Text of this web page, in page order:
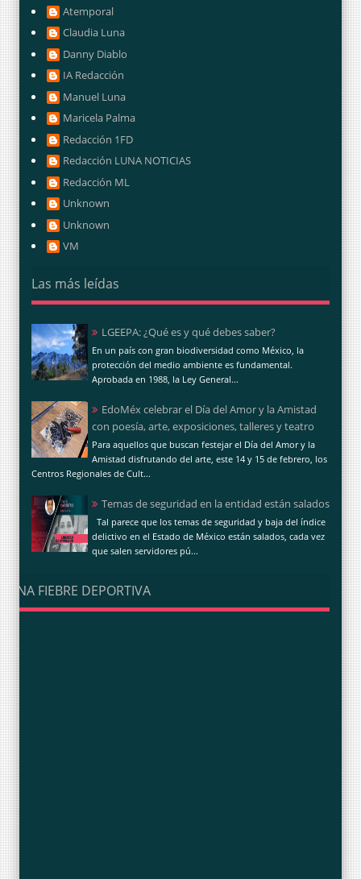
Atemporal
Claudia Luna
Danny Diablo
IA Redacción
Manuel Luna
Maricela Palma
Redacción 1FD
Redacción LUNA NOTICIAS
Redacción ML
Unknown
Unknown
VM
Las más leídas
LGEEPA: ¿Qué es y qué debes saber?
En un país con gran biodiversidad como México, la
protección del medio ambiente es fundamental.
Aprobada en 1988, la Ley General...
EdoMéx celebrar el Día del Amor y la Amistad
con poesía, arte, exposiciones, talleres y teatro
Para aquellos que buscan festejar el Día del Amor y la
Amistad disfrutando del arte, este 14 y 15 de febrero, los
Centros Regionales de Cult...
Temas de seguridad en la entidad están salados
Tal parece que los temas de seguridad y baja del índice
delictivo en el Estado de México están salados, cada vez
que salen servidores pú...
UNA FIEBRE DEPORTIVA